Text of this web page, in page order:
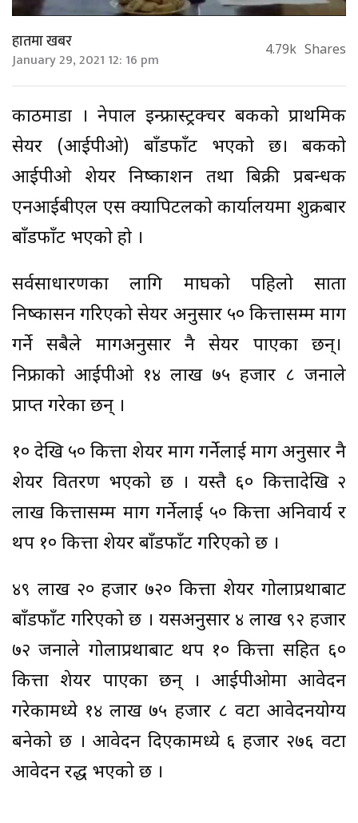
हातमा खबर
January 29, 2021 12: 16 pm 4.79k Shares
काठमाडौं । नेपाल इन्फ्रास्ट्रक्चर बैंकको प्राथमिक
सेयर (आईपीओ) बाँडफाँट भएको छ। बैंकको
आईपीओ शेयर निष्काशन तथा बिक्री प्रबन्धक
एनआईबीएल एस क्यापिटलको कार्यालयमा शुक्रबार
बाँडफाँट भएको हो ।
सर्वसाधारणका लागि माघको पहिलो साता
निष्कासन गरिएको सेयर अनुसार ५० कित्तासम्म माग
गर्ने सबैले मागअनुसार नै सेयर पाएका छन्।
निफ्राको आईपीओ १४ लाख ७५ हजार ८ जनाले
प्राप्त गरेका छन् ।
१० देखि ५० कित्ता शेयर माग गर्नेलाई माग अनुसार नै
शेयर वितरण भएको छ । यस्तै ६० कित्तादेखि २
लाख कित्तासम्म माग गर्नेलाई ५० कित्ता अनिवार्य र
थप १० कित्ता शेयर बाँडफाँट गरिएको छ ।
४९ लाख २० हजार ७२० कित्ता शेयर गोलाप्रथाबाट
बाँडफाँट गरिएको छ । यसअनुसार ४ लाख ९२ हजार
७२ जनाले गोलाप्रथाबाट थप १० कित्ता सहित ६०
कित्ता शेयर पाएका छन् । आईपीओमा आवेदन
गरेकामध्ये १४ लाख ७५ हजार ८ वटा आवेदनयोग्य
बनेको छ । आवेदन दिएकामध्ये ६ हजार २७६ वटा
आवेदन रद्ध भएको छ ।